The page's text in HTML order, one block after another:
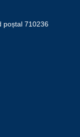
poștal 710236